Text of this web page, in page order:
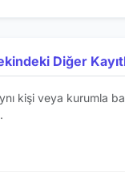
Diğer
kişi veya kurumla